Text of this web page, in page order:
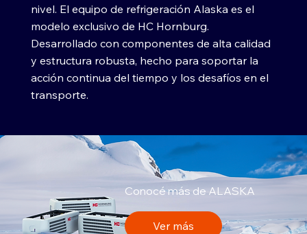
Conocé más de ALASKA
Ver más
nivel. El equipo de refrigeración Alaska es el
modelo exclusivo de HC Hornburg.
Desarrollado con componentes de alta calidad
y estructura robusta, hecho para soportar la
acción continua del tiempo y los desafíos en el
transporte.​